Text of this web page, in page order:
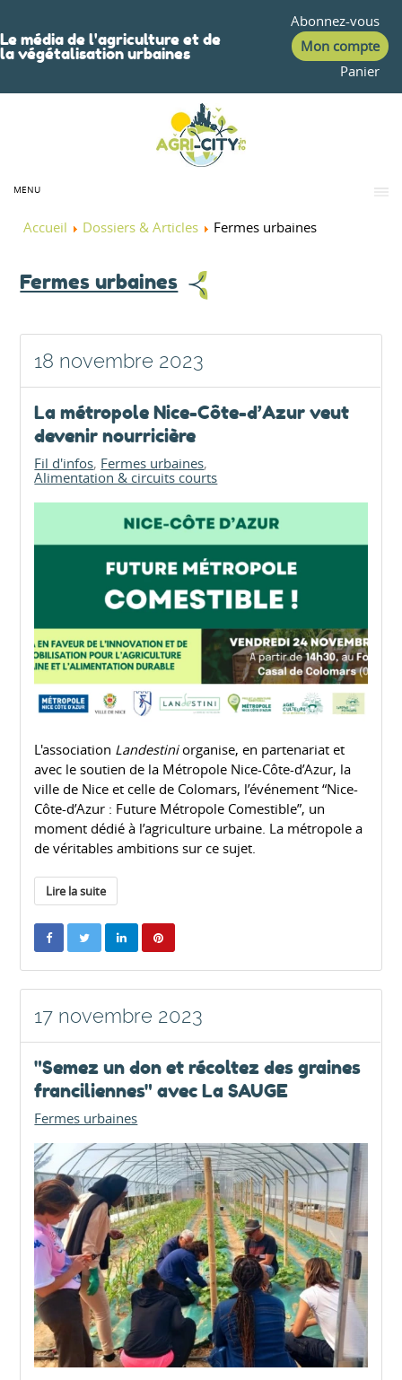
Le média de l'agriculture et de
la végétalisation urbaines
Abonnez-vous
Mon compte
Panier
MENU
Accueil Dossiers & Articles Fermes urbaines
Fermes urbaines
18 novembre 2023
La métropole Nice-Côte-d’Azur veut
devenir nourricière
Fil d'infos Fermes urbaines
Alimentation & circuits courts
L'association Landestiniorganise, en partenariat et
avec le soutien de la Métropole Nice-Côte-d’Azur, la
ville de Nice et celle de Colomars, l’événement “Nice-
Côte-d’Azur : Future Métropole Comestible”, un
moment dédié à l’agriculture urbaine. La métropole a
de véritables ambitions sur ce sujet.
Lire la suite
17 novembre 2023
"Semez un don et récoltez des graines
franciliennes" avec La SAUGE
Fermes urbaines